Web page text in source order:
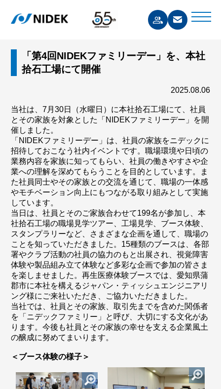
「第4回NIDEKファミリーデー」を、本社
拾石工場にて開催
2025.08.06
当社は、7月30日（水曜日）に本社拾石工場にて、社員
とその家族を対象とした「NIDEKファミリーデー」を開
催しました。
「NIDEKファミリーデー」は、社員の家族をニデックに
招待しておこなう社内イベントです。職場環境や日頃の
業務内容を家族に知ってもらい、社員の働きやすさや企
業への理解を深めてもらうことを目的としています。ま
た社員同士やその家族との交流を通じて、職場の一体感
やモチベーション向上にもつながる取り組みとして実施
しています。
当日は、社員とそのご家族合わせて199名が参加し、本
社拾石工場の職場見学ツアー、工場見学、ブース体験、
スタンプラリーなど、さまざまな企画を通して、職場の
ことを知っていただきました。15種類のブースは、各部
署やクラブ活動の社員の協力のもと出展され、視覚障害
体験や製品組み立て体験など多彩な企画で参加の皆さま
を楽しませました。再生医療体験ブースでは、愛知県蒲
郡市に本社を構えるジャパン・ティッシュエンジニアリ
ング様にご来社いただき、ご協力いただきました。
当社では、社員とその家族、取引先までを含めた関係者
を「ニデックファミリー」と呼び、大切にする文化があ
ります。今後も社員とその家族の幸せを支える企業風土
の醸成に努めてまいります。
＜ブース体験の様子＞